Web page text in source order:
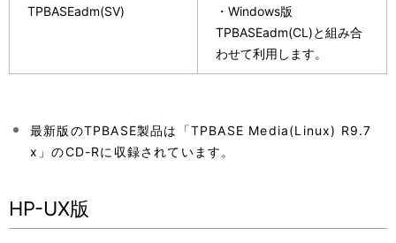
TPBASEadm(SV)
・Windows版
TPBASEadm(CL)と組み合
わせて利用します。
最新版のTPBASE製品は「TPBASE Media(Linux) R9.7
x」のCD-Rに収録されています。
HP-UX版